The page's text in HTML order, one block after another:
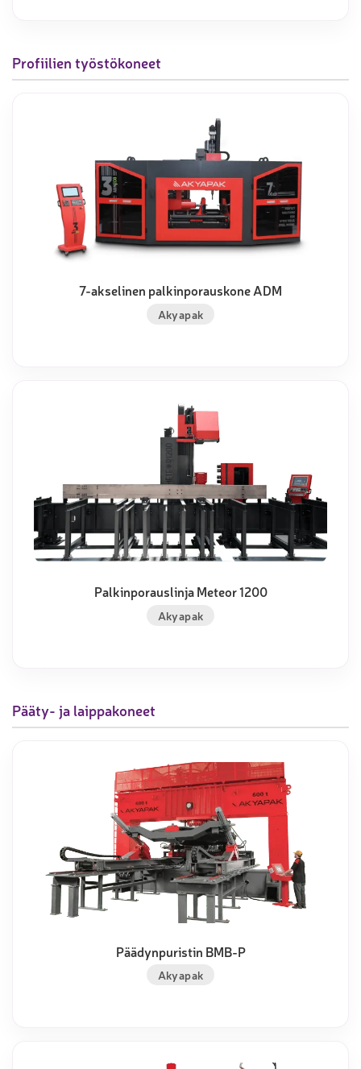
Profiilien työstökoneet
7-akselinen palkinporauskone ADM
Akyapak
Palkinporauslinja Meteor 1200
Akyapak
Pääty- ja laippakoneet
Päädynpuristin BMB-P
Akyapak